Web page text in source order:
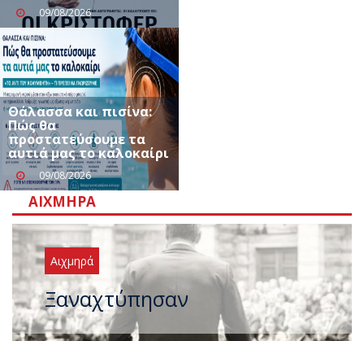
09/08/2026
Θάλασσα και πισίνα:
Πώς θα
προστατεύσουμε τα
αυτιά μας το καλοκαίρι
09/08/2026
ΑΙΧΜΗΡΆ
Αιχμηρά
Ξαναχτύπησαν